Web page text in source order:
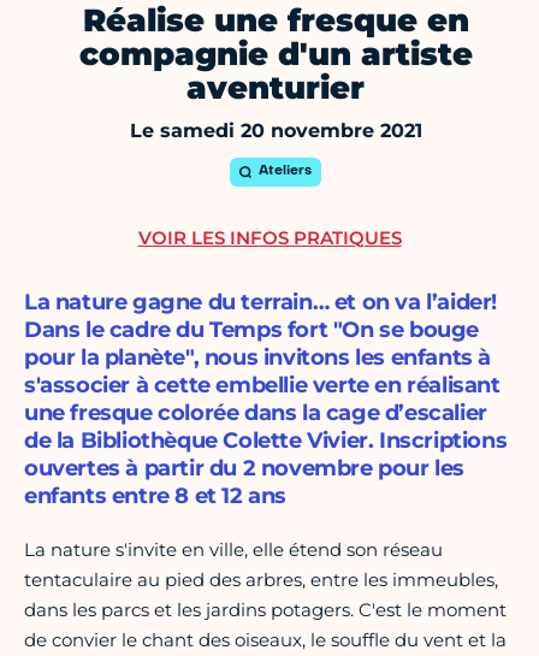
Réalise une fresque en
compagnie d'un artiste
aventurier
Le samedi 20 novembre 2021
Ateliers
La nature gagne du terrain… et on va l’aider!
Dans le cadre du Temps fort "On se bouge
pour la planète", nous invitons les enfants à
s'associer à cette embellie verte en réalisant
une fresque colorée dans la cage d’escalier
de la Bibliothèque Colette Vivier. Inscriptions
ouvertes à partir du 2 novembre pour les
enfants entre 8 et 12 ans
La nature s'invite en ville, elle étend son réseau
tentaculaire au pied des arbres, entre les immeubles,
dans les parcs et les jardins potagers. C'est le moment
de convier le chant des oiseaux, le souffle du vent et la
VOIR LES INFOS PRATIQUES